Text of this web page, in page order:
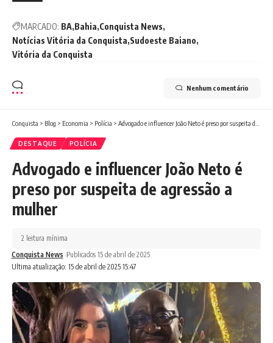
MARCADO: BA Bahia Conquista News
Notícias Vitória da Conquista Sudoeste Baiano
Vitória da Conquista
Nenhum comentário
Conquista > Blog > Economia > Polícia > Advogado e influencer João Neto é preso por suspeita de agressão a mulher
DESTAQUE POLÍCIA
Advogado e influencer João Neto é
preso por suspeita de agressão a
mulher
Ultima atualização: 15 de abril de 2025 15:47
Conquista News Publicados 15 de abril de 2025
2 leitura mínima